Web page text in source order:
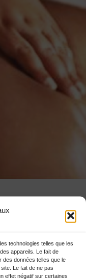
technologies telles que les
appareils. Le fait de
des données telles que le
Le fait de ne pas
effet négatif sur certaines
| |
de vivre